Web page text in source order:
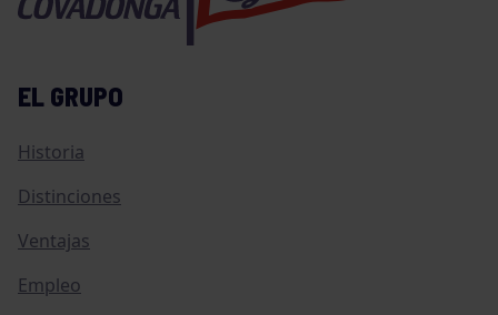
EL GRUPO
Historia
Distinciones
Ventajas
Empleo